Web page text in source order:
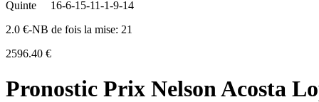
Quinte
16-6-15-11-1-9-14
2.0 €-NB de fois la mise: 21
2596.40 €
Pronostic Prix Nelson Acosta